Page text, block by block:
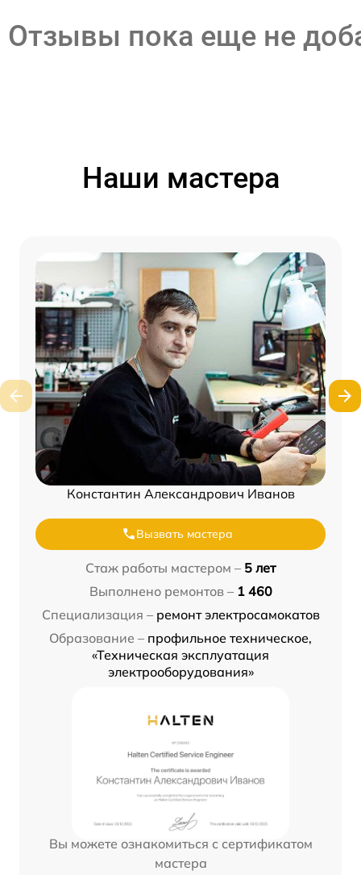
Отзывы пока еще не
Наши мастера
Константин Александрович Иванов
Вызвать мастера
Стаж работы мастером – 5 лет
Выполнено ремонтов – 1 460
Специализация – ремонт электросамокатов
Образование – профильное техническое,
«Техническая эксплуатация
электрооборудования»
Вы можете ознакомиться с сертификатом
мастера